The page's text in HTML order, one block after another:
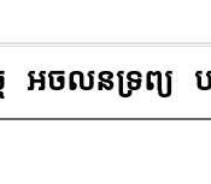
អចលនទ្រព្យ